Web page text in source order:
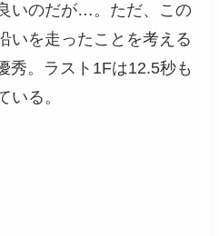
いのだが…。ただ、この
いを走ったことを考える
秀。ラスト1Fは12.5秒も
いる。